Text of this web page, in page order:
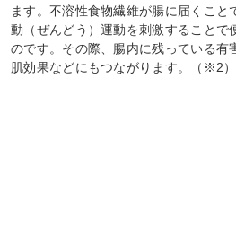
ます。不溶性食物繊維が腸に届くこと
動（ぜんどう）運動を刺激することで
のです。その際、腸内に残っている有
肌効果などにもつながります。（※2）